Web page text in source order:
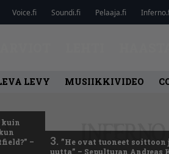
Voice.fi Soundi.fi Pelaaja.fi
LEVY MUSIIKKIVIDEO
kuin
–
3. ”He ovat tuoneet soittoon
uutta” – Sepulturan Andreas